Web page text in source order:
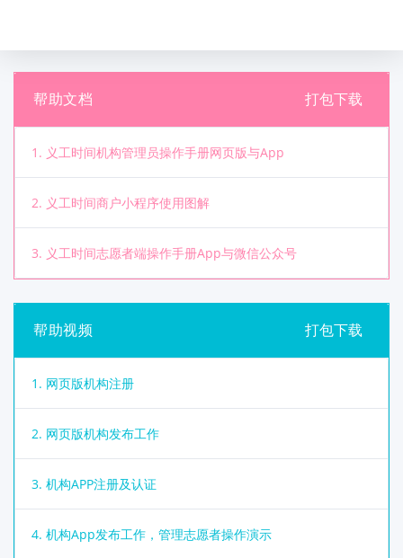
帮助文档 打包下载
1. 义工时间机构管理员操作手册网页版与App
2. 义工时间商户小程序使用图解
3. 义工时间志愿者端操作手册App与微信公众号
帮助视频 打包下载
1. 网页版机构注册
2. 网页版机构发布工作
3. 机构APP注册及认证
4. 机构App发布工作，管理志愿者操作演示